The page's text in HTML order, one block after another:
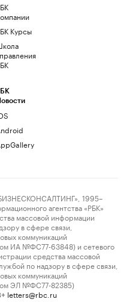
Курсы
1995–
агентства «РБК»
массовой информации
в сфере связи,
коммуникаций
ИА №ФС77-63848) и сетевого
средства массовой
по надзору в сфере связи,
коммуникаций
ЭЛ №ФС77-82385)
letters@rbc.ru